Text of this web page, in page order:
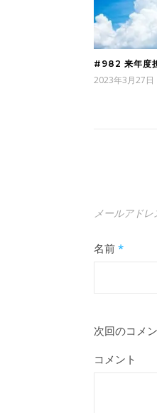
#982 来年度
2023年3月27日
メールアドレ
名前 *
次回のコメ
コメント